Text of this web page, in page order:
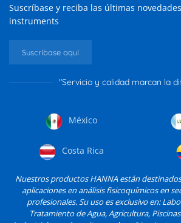
Suscríbase y reciba las últimas
instruments
Suscríbase aquí
"Servicio y calidad marcan la
México
Costa Rica
Nuestros productos HANNA están
aplicaciones en análisis fisicoquímicos en
profesionales. Su uso es exclusivo en:
Tratamiento de Agua, Agricultura, Piscinas